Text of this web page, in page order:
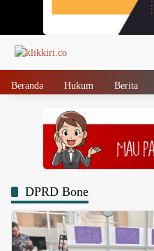
Beranda Hukum Berita
DPRD Bone